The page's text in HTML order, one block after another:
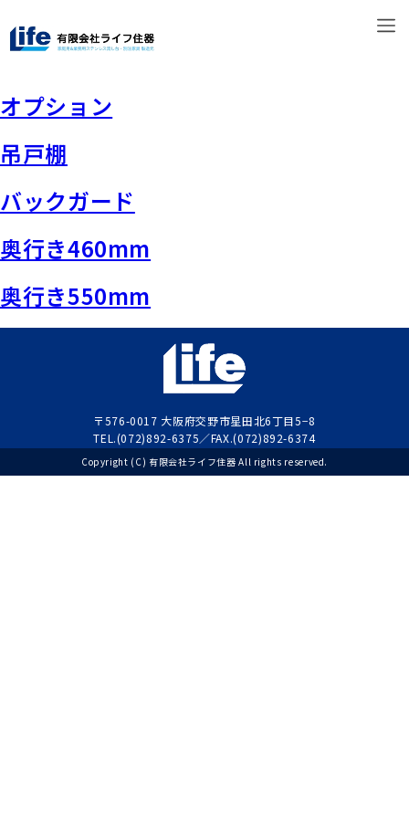
オプション
吊戸棚
バックガード
奥行き460mm
奥行き550mm
〒576-0017 大阪府交野市星田北6丁目5−8
TEL.(072)892-6375／FAX.(072)892-6374
Copyright (C) 有限会社ライフ住器 All rights reserved.